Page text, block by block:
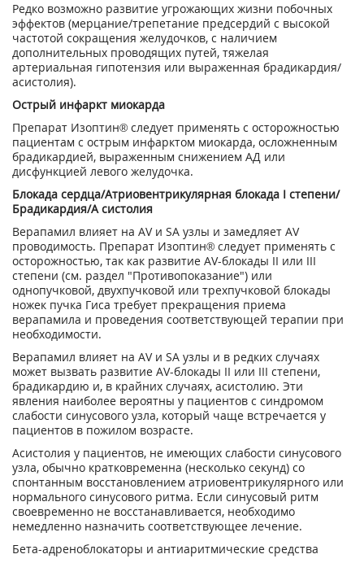
Редко возможно развитие угрожающих жизни побочных
эффектов (мерцание/трепетание предсердий с высокой
частотой сокращения желудочков, с наличием
дополнительных проводящих путей, тяжелая
артериальная гипотензия или выраженная брадикардия/
асистолия).
Острый инфаркт миокарда
Препарат Изоптин® следует применять с осторожностью
пациентам с острым инфарктом миокарда, осложненным
брадикардией, выраженным снижением АД или
дисфункцией левого желудочка.
Блокада сердца/Атриовентрикулярная блокада I степени/
Брадикардия/А систолия
Верапамил влияет на AV и SA узлы и замедляет AV
проводимость. Препарат Изоптин® следует применять с
осторожностью, так как развитие AV-блокады II или III
степени (см. раздел "Противопоказание") или
однопучковой, двухпучковой или трехпучковой блокады
ножек пучка Гиса требует прекращения приема
верапамила и проведения соответствующей терапии при
необходимости.
Верапамил влияет на AV и SA узлы и в редких случаях
может вызвать развитие AV-блокады II или III степени,
брадикардию и, в крайних случаях, асистолию. Эти
явления наиболее вероятны у пациентов с синдромом
слабости синусового узла, который чаще встречается у
пациентов в пожилом возрасте.
Асистолия у пациентов, не имеющих слабости синусового
узла, обычно кратковременна (несколько секунд) со
спонтанным восстановлением атриовентрикулярного или
нормального синусового ритма. Если синусовый ритм
своевременно не восстанавливается, необходимо
немедленно назначить соответствующее лечение.
Бета-адреноблокаторы и антиаритмические средства